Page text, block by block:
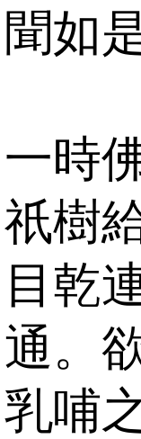
聞如
一時
祇樹
目乾
通。
乳哺